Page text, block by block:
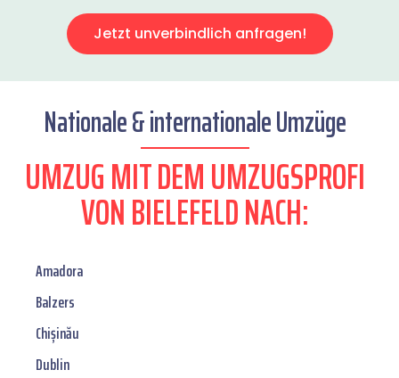
Jetzt unverbindlich anfragen!
Nationale & internationale Umzüge
UMZUG MIT DEM UMZUGSPROFI
VON BIELEFELD NACH:
Amadora
Balzers
Chișinău
Dublin